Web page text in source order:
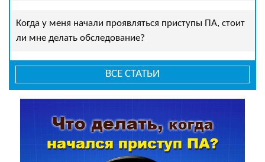
Когда у меня начали проявляться приступы ПА, стоит
ли мне делать обследование?
ВСЕ СТАТЬИ